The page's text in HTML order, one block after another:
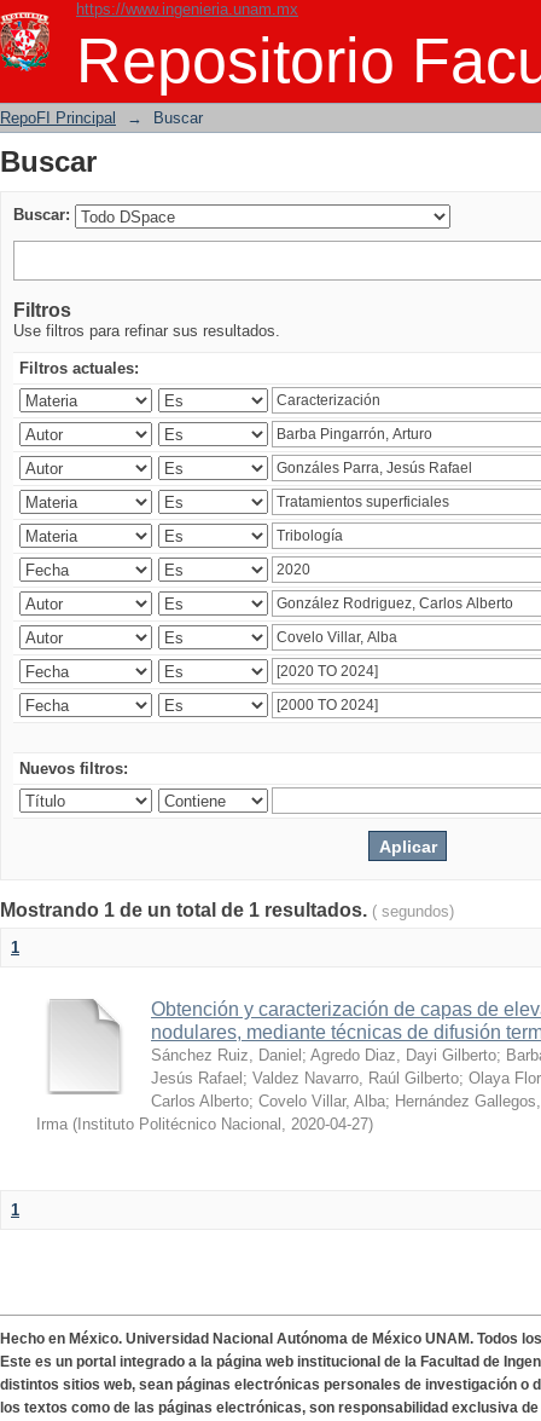
https://www.ingenieria.unam.mx
Repositorio
Buscar
RepoFI Principal → Buscar
Buscar
Buscar:
Filtros
Use filtros para refinar sus resultados.
Filtros actuales:
Nuevos filtros:
Mostrando 1 de un total de 1 resultados. ( segundos)
1
Obtención y caracterización de capas de
nodulares, mediante técnicas de difusión
Sánchez Ruiz, Daniel ; Agredo Diaz, Dayi Gilberto;
Jesús Rafael ; Valdez Navarro, Raúl Gilberto; Olaya
Carlos Alberto; Covelo Villar, Alba; Hernández
Irma ( Instituto Politécnico Nacional , 2020-04-27)
1
Hecho en México. Universidad Nacional Autónoma de México UNAM. Todos
Este es un portal integrado a la página web institucional de la Facultad de
distintos sitios web, sean páginas electrónicas personales de investigación o
los textos como de las páginas electrónicas, son responsabilidad exclusiva